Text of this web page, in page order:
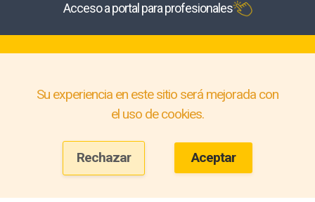
Acceso a portal para profesionales
Su experiencia en este sitio será mejorada con
el uso de cookies.
Rechazar Aceptar